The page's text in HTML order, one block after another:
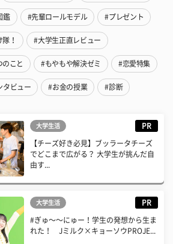
鑑 #先輩ロールモデル #プレゼント
！ #大学生正直レビュー
のこと #もやもや解決ゼミ #恋愛特集
タビュー #お金の授業 #診断
大学生活 PR
【チーズ好き必見】ブッラータチーズ
でどこまで広がる？ 大学生が挑んだ自
由す...
大学生活 PR
#ぎゅ〜〜にゅー！学生の発想から生ま
れた！ Jミルク×キョーソウPROJE...